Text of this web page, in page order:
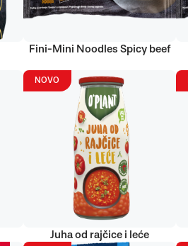
Fini-Mini Noodles Spicy beef
NOVO
Juha od rajčice i leće